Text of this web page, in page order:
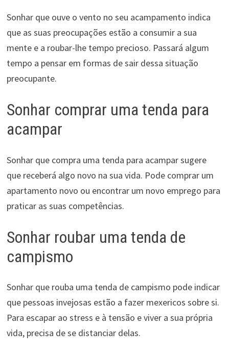
Sonhar que ouve o vento no seu acampamento indica
que as suas preocupações estão a consumir a sua
mente e a roubar-lhe tempo precioso. Passará algum
tempo a pensar em formas de sair dessa situação
preocupante.
Sonhar comprar uma tenda para
acampar
Sonhar que compra uma tenda para acampar sugere
que receberá algo novo na sua vida. Pode comprar um
apartamento novo ou encontrar um novo emprego para
praticar as suas competências.
Sonhar roubar uma tenda de
campismo
Sonhar que rouba uma tenda de campismo pode indicar
que pessoas invejosas estão a fazer mexericos sobre si.
Para escapar ao stress e à tensão e viver a sua própria
vida, precisa de se distanciar delas.